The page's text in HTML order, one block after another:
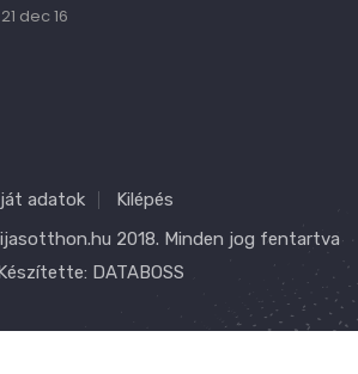
21 dec 16
adatok
Kilépés
2018. Minden jog fentartva
DATABOSS